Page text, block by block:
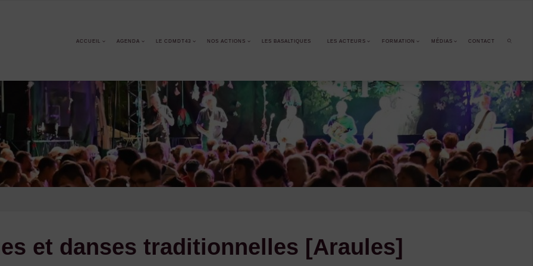
ACCUEIL AGENDA LE CDMDT43 NOS ACTIONS LES BASALTIQUES LES ACTEURS FORMATION MÉDIAS CONTACT
SEARCH
et danses traditionnelles [Araules]